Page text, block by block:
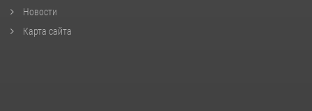
Новости
Карта сайта